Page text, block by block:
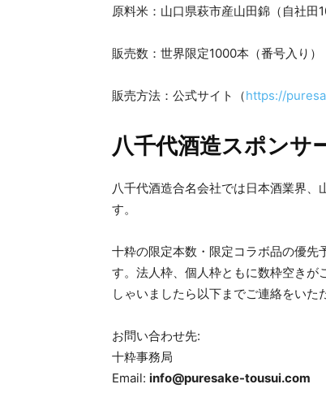
原料米：山口県萩市産山田錦（自社田
販売数：世界限定1000本（番号入り）
販売方法：公式サイト（https://
八千代酒造スポンサ
八千代酒造合名会社では日本酒業界
す。
十粋の限定本数・限定コラボ品の優先
す。法人枠、個人枠ともに数枠空きが
しゃいましたら以下までご連絡をいた
お問い合わせ先:
十粋事務局
Email: info@puresake-tousui.com